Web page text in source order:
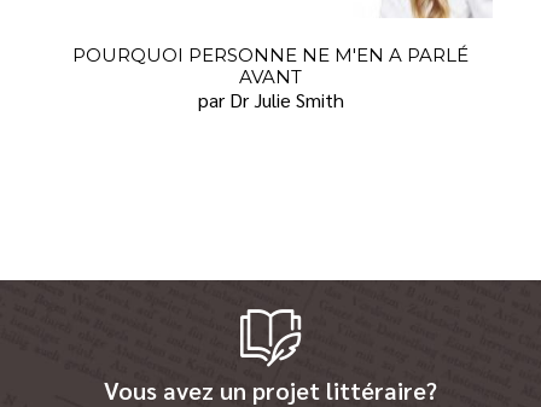
POURQUOI PERSONNE NE M'EN A PARLÉ
AVANT
par Dr Julie Smith
Vous avez un projet littéraire?